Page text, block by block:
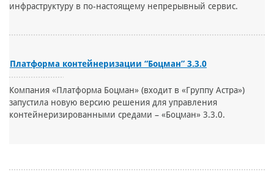
инфраструктуру в по-настоящему непрерывный сервис.
Платформа контейнеризации “Боцман” 3.3.0
Компания «Платформа Боцман» (входит в «Группу Астра»)
запустила новую версию решения для управления
контейнеризированными средами – «Боцман» 3.3.0.